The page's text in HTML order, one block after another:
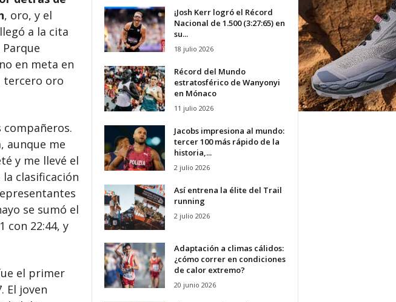
, oro, y el
a la cita
en meta en
tercero oro
compañeros.
aunque me
y me llevé el
clasificación
se sumó el
con 22:44, y
el primer
El joven
¡Josh Kerr logró el Récord
Nacional de 1.500 (3:27:65) en
su...
18 julio 2026
Récord del Mundo
estratosférico de Wanyonyi
en Mónaco
11 julio 2026
Jacobs impresiona al mundo:
tercer 100 más rápido de la
historia,...
2 julio 2026
Así entrena la élite del Trail
running
2 julio 2026
Adaptación a climas cálidos:
¿cómo correr en condiciones
de calor extremo?
20 junio 2026